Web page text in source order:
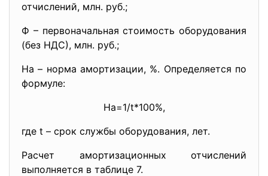
отчислений, млн. руб.;
Ф – первоначальная стоимость оборудования
(без НДС), млн. руб.;
На – норма амортизации, %. Определяется по
формуле:
На=1/t*100%,
где t – срок службы оборудования, лет.
Расчет амортизационных отчислений
выполняется в таблице 7.